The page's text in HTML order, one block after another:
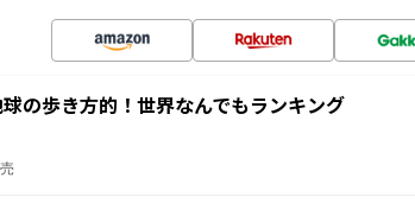
の歩き方的！世界なんでもランキング